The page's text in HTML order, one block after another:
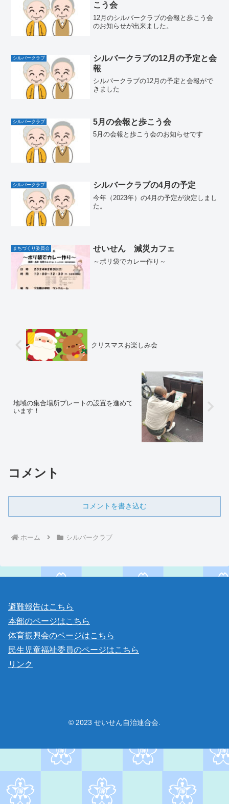
こう会
12月のシルバークラブの会報と歩こう会
のお知らせが出来ました。
シルバークラブ
シルバークラブの12月の予定と会
報
シルバークラブの12月の予定と会報がで
きました
シルバークラブ 5月の会報と歩こう会
5月の会報と歩こう会のお知らせです
シルバークラブ シルバークラブの4月の予定
今年（2023年）の4月の予定が決定しまし
た。
まちづくり委員会 せいせん 減災カフェ
～ポリ袋でカレー作り～
クリスマスお楽しみ会
地域の集合場所プレートの設置を進めて
います！
コメント
コメントを書き込む
ホーム シルバークラブ
避難報告はこちら
本部のページはこちら
体育振興会のページはこちら
民生児童福祉委員のページはこちら
リンク
© 2023 せいせん自治連合会.